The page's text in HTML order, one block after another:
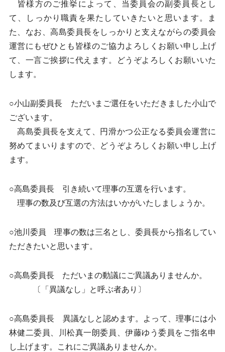
皆様方のご推挙によって、当委員会の副委員長とし
て、しっかり職責を果たしていきたいと思います。ま
た、なお、高島委員長をしっかりと支えながらの委員会
運営にもぜひとも皆様のご協力よろしくお願い申し上げ
て、一言ご挨拶に代えます。どうぞよろしくお願いいた
します。
○小山副委員長 ただいまご選任をいただきました小山で
ございます。
高島委員長を支えて、円滑かつ公正なる委員会運営に
努めてまいりますので、どうぞよろしくお願い申し上げ
ます。
○高島委員長 引き続いて理事の互選を行います。
理事の数及び互選の方法はいかがいたしましょうか。
○池川委員 理事の数は三名とし、委員長から指名してい
ただきたいと思います。
○高島委員長 ただいまの動議にご異議ありませんか。
〔「異議なし」と呼ぶ者あり〕
○高島委員長 異議なしと認めます。よって、理事には小
林健二委員、川松真一朗委員、伊藤ゆう委員をご指名申
し上げます。これにご異議ありませんか。